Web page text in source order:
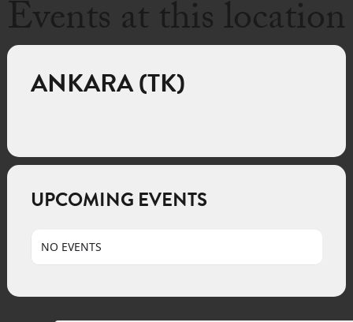
Events at this location
ANKARA (TK)
UPCOMING EVENTS
NO EVENTS